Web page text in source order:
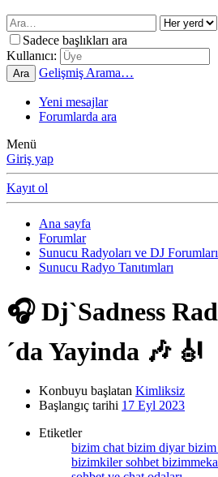
Sadece başlıkları ara
Kullanıcı:
Ara Gelişmiş Arama…
Yeni mesajlar
Forumlarda ara
Menü
Giriş yap
Kayıt ol
Ana sayfa
Forumlar
Sunucu Radyoları ve DJ Forumları
Sunucu Radyo Tanıtımları
🎧 Dj`Sadness
´da Yayinda 🎶 🎻
Konbuyu başlatan Kimliksiz
Başlangıç tarihi 17 Eyl 2023
Etiketler
bizim chat bizim diyarbizim
bizimkiler sohbet